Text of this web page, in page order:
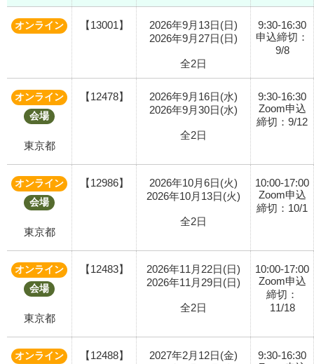
オンライン 【13001】
2026年9月13日(日)
2026年9月27日(日)
全2日
9:30-16:30
申込締切：
9/8
オンライン
会場
東京都
【12478】
2026年9月16日(水)
2026年9月30日(水)
全2日
9:30-16:30
Zoom申込
締切：9/12
オンライン
会場
東京都
【12986】
2026年10月6日(火)
2026年10月13日(火)
全2日
10:00-17:00
Zoom申込
締切：10/1
オンライン
会場
東京都
【12483】
2026年11月22日(日)
2026年11月29日(日)
全2日
10:00-17:00
Zoom申込
締切：
11/18
オンライン
【12488】
2027年2月12日(金)
9:30-16:30